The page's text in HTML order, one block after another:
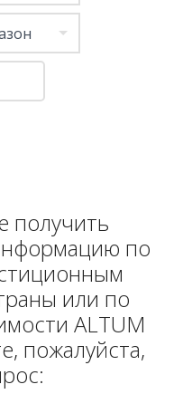
получить
по
или по
ALTUM
пожалуйста,